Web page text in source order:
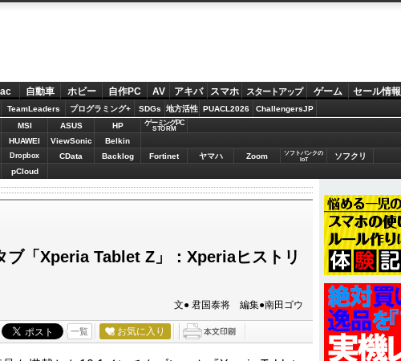
自動車 ホビー 自作PC AV アキバ スマホ スタートアップ ゲーム セール情報
TeamLeaders プログラミング+ SDGs 地方活性 PUACL2026 ChallengersJP
MSI ASUS HP ゲーミングPC
STORM
HUAWEI ViewSonic Belkin
Dropbox CData Backlog Fortinet ヤマハ Zoom
ソフトバンクの
IoT
ソフクリ
pCloud
ブ「Xperia Tablet Z」：Xperiaヒストリ
文● 君国泰将 編集●南田ゴウ
一覧 お気に入り